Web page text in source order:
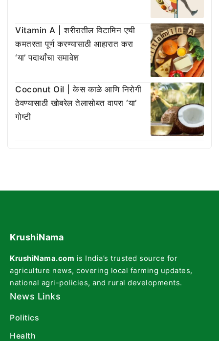
Vitamin A | शरीरातील विटामिन एची
कमतरता पूर्ण करण्यासाठी आहारात करा
‘या’ पदार्थांचा समावेश
Coconut Oil | केस काळे आणि निरोगी
ठेवण्यासाठी खोबरेल तेलासोबत वापरा ‘या’
गोष्टी
KrushiNama
KrushiNama.com is India’s trusted source for
agriculture news, covering local farming updates,
national agri-policies, and rural developments.
News Links
Politics
Health